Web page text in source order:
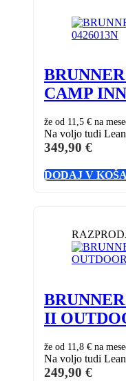
CAMP
že od 11,5 € na
Na voljo tudi
349,90 €
DODAJ V
II
že od 11,8 € na
Na voljo tudi
249,90 €